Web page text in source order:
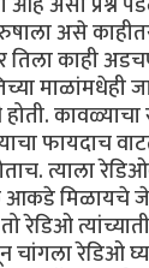
असे
काही
माळांमधेही
फायदाच
त्याला
मिळायचे जे
रेडिओ
रेडिओ